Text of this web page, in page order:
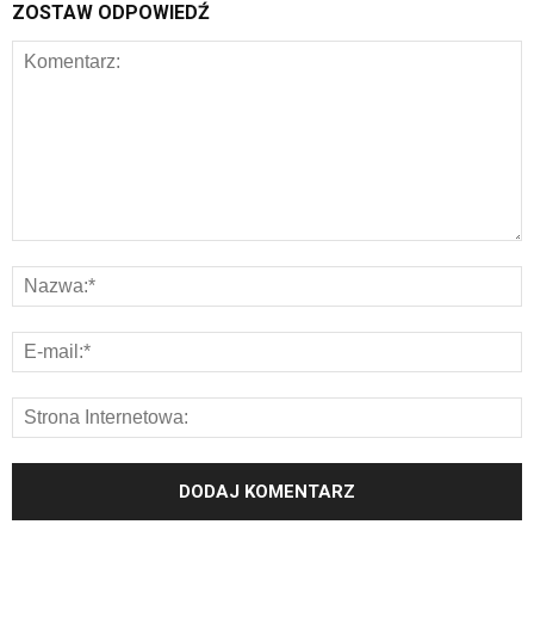
ZOSTAW ODPOWIEDŹ